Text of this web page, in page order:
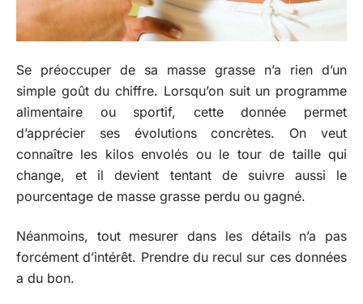
Se préoccuper de sa masse grasse n’a rien d’un
simple goût du chiffre. Lorsqu’on suit un programme
alimentaire ou sportif, cette donnée permet
d’apprécier ses évolutions concrètes. On veut
connaître les kilos envolés ou le tour de taille qui
change, et il devient tentant de suivre aussi le
pourcentage de masse grasse perdu ou gagné.
Néanmoins, tout mesurer dans les détails n’a pas
forcément d’intérêt. Prendre du recul sur ces données
a du bon.